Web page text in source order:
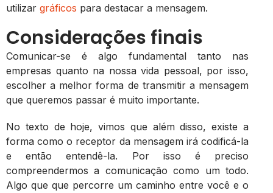
utilizar gráficos para destacar a mensagem.
Considerações finais
Comunicar-se é algo fundamental tanto nas
empresas quanto na nossa vida pessoal, por isso,
escolher a melhor forma de transmitir a mensagem
que queremos passar é muito importante.
No texto de hoje, vimos que além disso, existe a
forma como o receptor da mensagem irá codificá-la
e então entendê-la. Por isso é preciso
compreendermos a comunicação como um todo.
Algo que que percorre um caminho entre você e o